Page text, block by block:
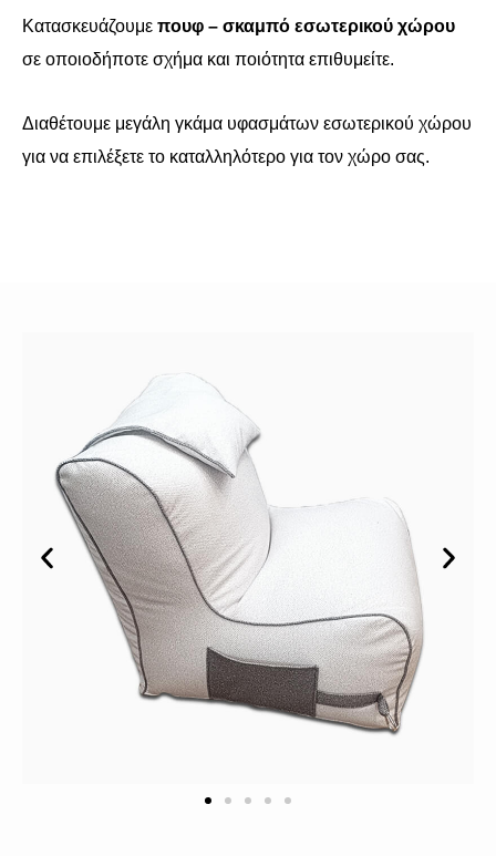
Κατασκευάζουμε πουφ – σκαμπό εσωτερικού χώρου
σε οποιοδήποτε σχήμα και ποιότητα επιθυμείτε.
Διαθέτουμε μεγάλη γκάμα υφασμάτων εσωτερικού χώρου
για να επιλέξετε το καταλληλότερο για τον χώρο σας.